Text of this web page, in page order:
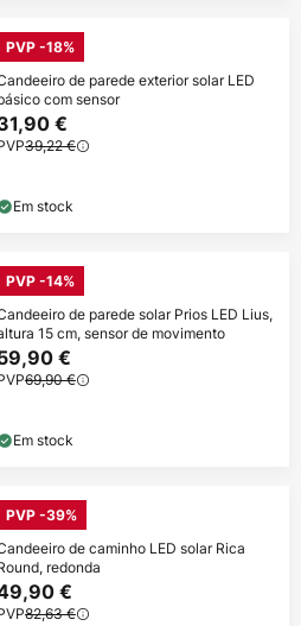
PVP -18%
de parede exterior solar LED
com sensor
€
39,22 €
Em stock
PVP -14%
de parede solar Prios LED Lius,
15 cm, sensor de movimento
€
69,90 €
Em stock
PVP -39%
de caminho LED solar Rica
redonda
€
82,63 €